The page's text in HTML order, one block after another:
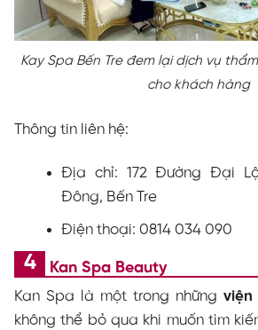
Kay Spa Bến Tre đem lại dịch vụ
cho khách hàng
Thông tin liên hệ:
Địa chỉ: 172 Đường Đại
Đông, Bến Tre
Điện thoại: 0814 034 090
Kan Spa Beauty
Kan Spa là một trong những viện
không thể bỏ qua khi muốn tìm